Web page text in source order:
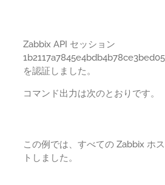
Zabbix API セッション
を認証しました。
コマンド出力は次のとおりです。
この例では、すべての Zabbix ホ
トしました。